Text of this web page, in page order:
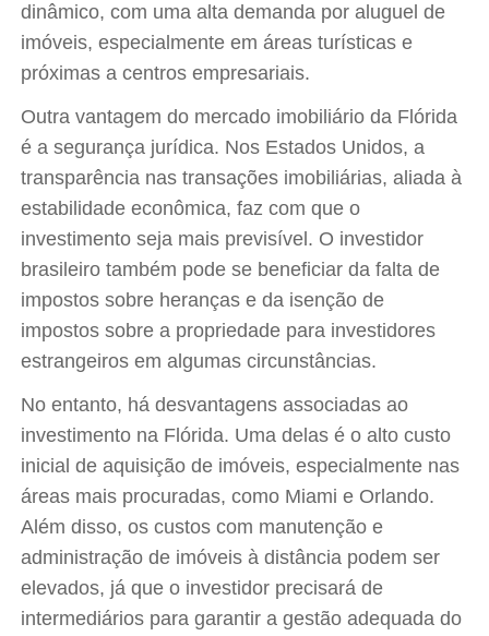
dinâmico, com uma alta demanda por aluguel de
imóveis, especialmente em áreas turísticas e
próximas a centros empresariais.
Outra vantagem do mercado imobiliário da Flórida
é a segurança jurídica. Nos Estados Unidos, a
transparência nas transações imobiliárias, aliada à
estabilidade econômica, faz com que o
investimento seja mais previsível. O investidor
brasileiro também pode se beneficiar da falta de
impostos sobre heranças e da isenção de
impostos sobre a propriedade para investidores
estrangeiros em algumas circunstâncias.
No entanto, há desvantagens associadas ao
investimento na Flórida. Uma delas é o alto custo
inicial de aquisição de imóveis, especialmente nas
áreas mais procuradas, como Miami e Orlando.
Além disso, os custos com manutenção e
administração de imóveis à distância podem ser
elevados, já que o investidor precisará de
intermediários para garantir a gestão adequada do